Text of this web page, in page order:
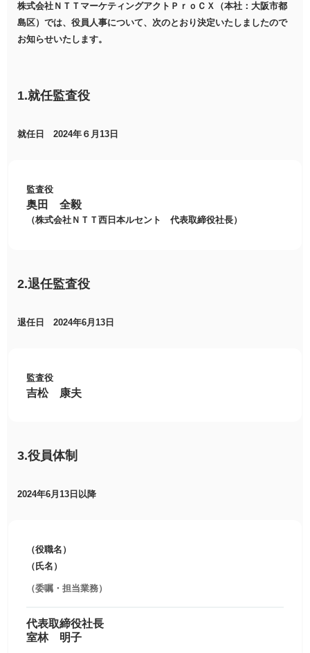
株式会社ＮＴＴマーケティングアクトＰｒｏＣＸ（本社：大阪市都
島区）では、役員人事について、次のとおり決定いたしましたので
お知らせいたします。
1.就任監査役
就任日 2024年６月13日
監査役
奥田 全毅
（株式会社ＮＴＴ西日本ルセント 代表取締役社長）
2.退任監査役
退任日 2024年6月13日
監査役
吉松 康夫
3.役員体制
2024年6月13日以降
（役職名）
（氏名）
（委嘱・担当業務）
代表取締役社長
室林 明子